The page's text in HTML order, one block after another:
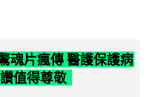
魂片瘋傳 醫護保護病
值得尊敬